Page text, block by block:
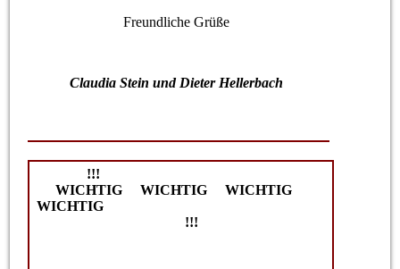
Freundliche Grüße
Claudia Stein und Dieter Hellerbach
!!!
WICHTIG WICHTIG WICHTIG
WICHTIG
!!!